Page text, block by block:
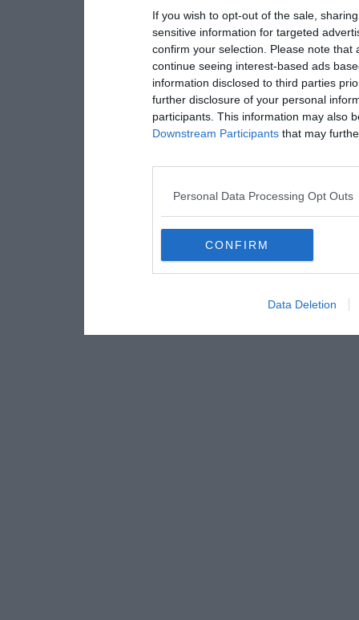
If you wish to opt-out of the sale,
sensitive information for targeted
confirm your selection. Please note
continue seeing interest-based ads
information disclosed to third parties
further disclosure of your personal
participants. This information may also
Downstream Participants that may
Personal Data Processing Opt Outs
CONFIRM
Data Deletion